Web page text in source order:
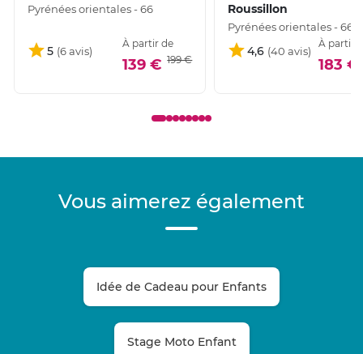
Pyrénées orientales - 66
5
À partir de
139 € 199 €
Roussillon
Pyrénées orientales - 66
4,6
À partir
183 €
Vous aimerez également
Idée de Cadeau pour Enfants
Stage Moto Enfant